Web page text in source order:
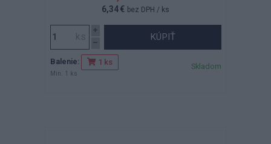
6,34 € bez DPH / ks
KÚPIŤ
Balenie: 1 ks
Min. 1 ks
Skladom